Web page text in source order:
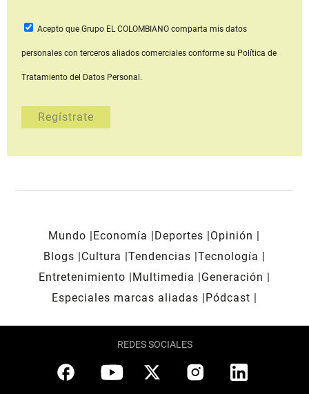
Acepto que Grupo EL COLOMBIANOcomparta mis datos
personales con terceros aliados comerciales conforme su Política de
Tratamiento del Datos Personal.
Mundo Economía Deportes
Opinión
Blogs
Cultura Tendencias Tecnología
Entretenimiento
Multimedia
Generación
Especiales marcas aliadas
Pódcast
REDES SOCIALES